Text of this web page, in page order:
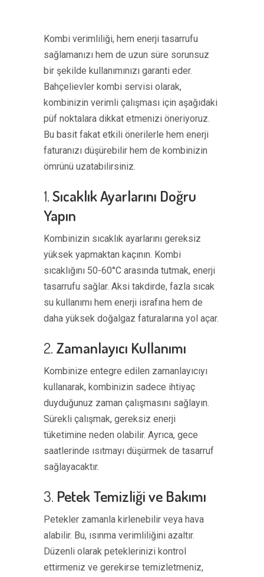
Kombi verimliliği, hem enerji tasarrufu
sağlamanızı hem de uzun süre sorunsuz
bir şekilde kullanımınızı garanti eder.
Bahçelievler kombi servisi olarak,
kombinizin verimli çalışması için aşağıdaki
püf noktalara dikkat etmenizi öneriyoruz.
Bu basit fakat etkili önerilerle hem enerji
faturanızı düşürebilir hem de kombinizin
ömrünü uzatabilirsiniz.
1.Sıcaklık Ayarlarını Doğru
Yapın
Kombinizin sıcaklık ayarlarını gereksiz
yüksek yapmaktan kaçının. Kombi
sıcaklığını 50-60°C arasında tutmak, enerji
tasarrufu sağlar. Aksi takdirde, fazla sıcak
su kullanımı hem enerji israfına hem de
daha yüksek doğalgaz faturalarına yol açar.
2. Zamanlayıcı Kullanımı
Kombinize entegre edilen zamanlayıcıyı
kullanarak, kombinizin sadece ihtiyaç
duyduğunuz zaman çalışmasını sağlayın.
Sürekli çalışmak, gereksiz enerji
tüketimine neden olabilir. Ayrıca, gece
saatlerinde ısıtmayı düşürmek de tasarruf
sağlayacaktır.
3. Petek Temizliği ve Bakımı
Petekler zamanla kirlenebilir veya hava
alabilir. Bu, ısınma verimliliğini azaltır.
Düzenli olarak peteklerinizi kontrol
ettirmeniz ve gerekirse temizletmeniz,